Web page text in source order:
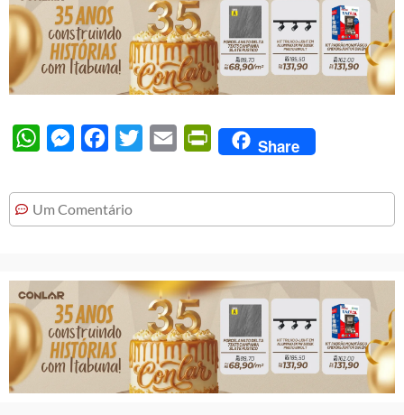
WhatsAppMessengerFacebook
Twitter Email PrintFriendly
Share
Um Comentário